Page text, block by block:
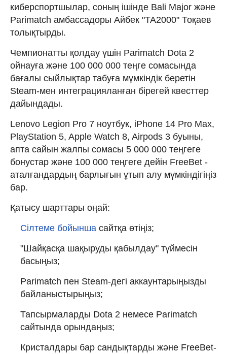
киберспортшылар, соның ішінде Bali Major және
Parimatch амбассадоры Айбек "ТА2000" Тоқаев
толықтырды.
Чемпионатты қолдау үшін Parimatch Dota 2
ойнауға және 100 000 000 теңге сомасында
бағалы сыйлықтар табуға мүмкіндік беретін
Steam-мен интеграцияланған бірегей квесттер
дайындады.
Lenovo Legion Pro 7 ноутбук, iPhone 14 Pro Max,
PlayStation 5, Apple Watch 8, Airpods 3 буыны,
апта сайын жалпы сомасы 5 000 000 теңгеге
бонустар және 100 000 теңгеге дейін FreeBet -
аталғандардың барлығын ұтып алу мүмкіндігіңіз
бар.
Қатысу шарттары оңай:
Сілтеме бойынша сайтқа өтіңіз;
"Шайқасқа шақыруды қабылдау" түймесін
басыңыз;
Parimatch пен Steam-дегі аккаунтарыңызды
байланыстырыңыз;
Тапсырмаларды Dota 2 немесе Parimatch
сайтында орындаңыз;
Кристалдары бар сандықтарды және FreeBet-